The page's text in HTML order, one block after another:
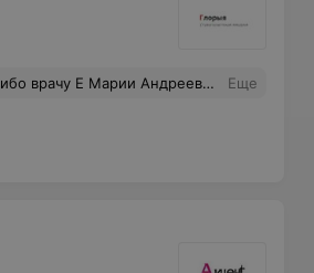
чувствуешь себя спокойно и уверенно! Спасибо вам большое! Рекомендую! Еще